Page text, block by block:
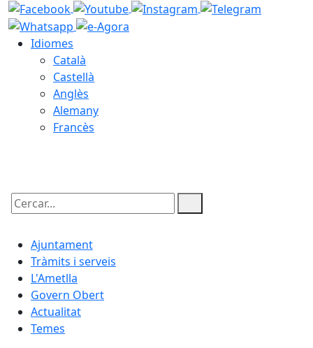
Idiomes
Català
Castellà
Anglès
Alemany
Francès
Cercar:
Ajuntament
Tràmits i serveis
L'Ametlla
Govern Obert
Actualitat
Temes